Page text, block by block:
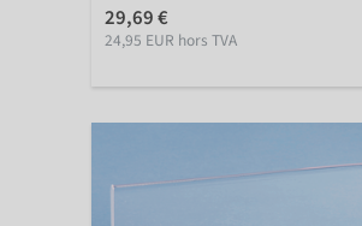
29,69 €
24,95 EUR hors TVA